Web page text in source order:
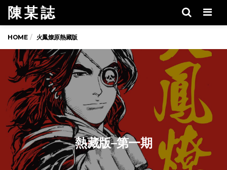
陳 某 誌
HOME 火鳳燎原熱藏版
熱藏版–第一期